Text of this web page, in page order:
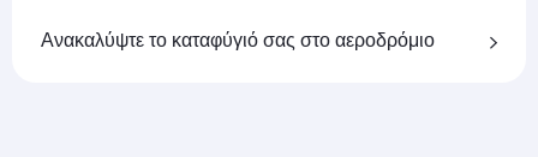
Ανακαλύψτε το καταφύγιό σας στο αεροδρόμιο